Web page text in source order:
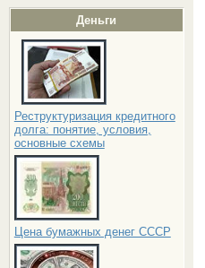
Деньги
Реструктуризация кредитного
долга: понятие, условия,
основные схемы
Цена бумажных денег СССР